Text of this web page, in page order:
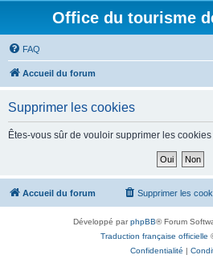
Office du tourisme
FAQ
Accueil du forum
Supprimer les cookies
Êtes-vous sûr de vouloir supprimer les
Accueil du forum Supprimer les
Développé parphpBB® Forum
Traduction française officielle
Confidentialité |